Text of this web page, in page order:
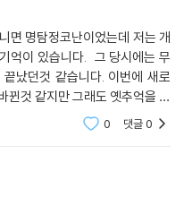
면 명탐정코난이었는데 저는 개
억이 있습니다. 그 당시에는 무
났던것 같습니다. 이번에 새로
뀐것 같지만 그래도 옛추억을 떠
0 댓글0